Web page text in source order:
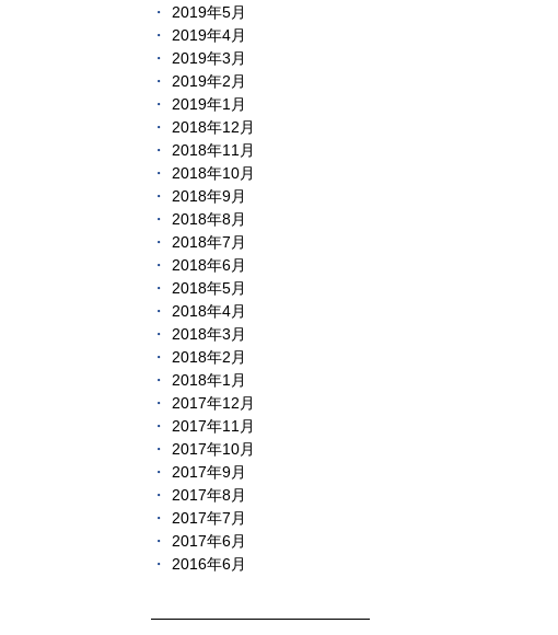
2019年5月
2019年4月
2019年3月
2019年2月
2019年1月
2018年12月
2018年11月
2018年10月
2018年9月
2018年8月
2018年7月
2018年6月
2018年5月
2018年4月
2018年3月
2018年2月
2018年1月
2017年12月
2017年11月
2017年10月
2017年9月
2017年8月
2017年7月
2017年6月
2016年6月